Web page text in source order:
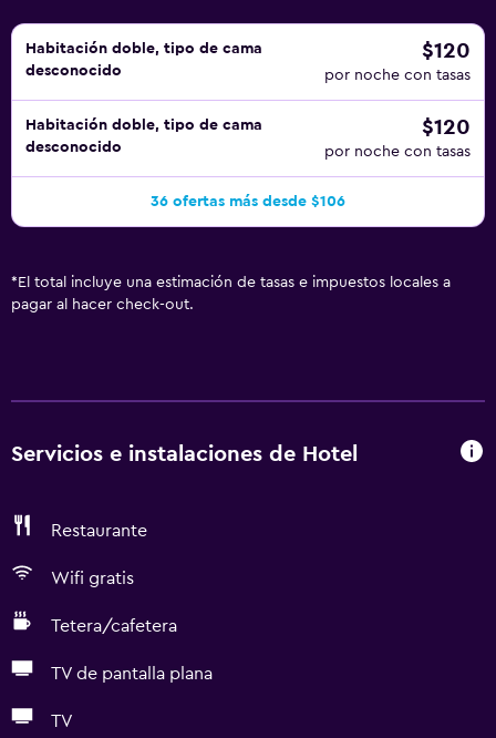
Habitación doble, tipo de cama
desconocido
$120
por noche con tasas
Habitación doble, tipo de cama
desconocido
$120
por noche con tasas
36 ofertas más desde $106
* El total incluye una estimación de tasas e impuestos locales a
pagar al hacer check-out.
Servicios e instalaciones de Hotel
Restaurante
Wifi gratis
Tetera/cafetera
TV de pantalla plana
TV